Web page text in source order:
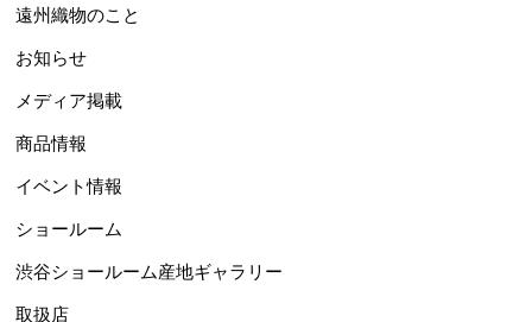
遠州織物のこと
お知らせ
メディア掲載
商品情報
イベント情報
ショールーム
渋谷ショールーム産地ギャラリー
取扱店